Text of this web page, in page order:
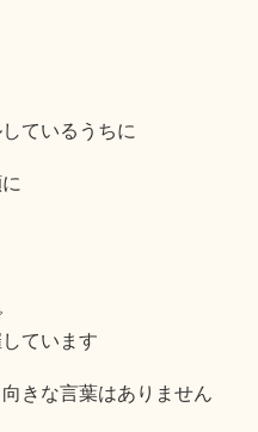
ているうちに
ています
きな言葉はありません